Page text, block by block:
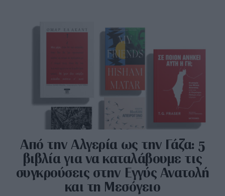
Από την Αλγερία ως την Γάζα: 5
βιβλία για να καταλάβουμε τις
συγκρούσεις στην Εγγύς Ανατολή
και τη Μεσόγειο